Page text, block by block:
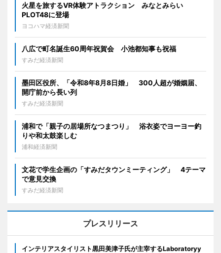
火星を旅するVR体験アトラクション みなとみらい
PLOT48に登場
ヨコハマ経済新聞
八広で町名誕生60周年祝賀会 小池都知事も祝福
すみだ経済新聞
墨田区役所、「令和8年8月8日婚」 300人超が婚姻届、
開庁前から長い列
すみだ経済新聞
浦和で「親子の居場所なつまつり」 浴衣姿でヨーヨー釣
りや和太鼓楽しむ
浦和経済新聞
文花で学生企画の「すみだタウンミーティング」 4テーマ
で意見交換
すみだ経済新聞
プレスリリース
インテリアスタイリスト黒田美津子氏が主宰するLaboratoryy